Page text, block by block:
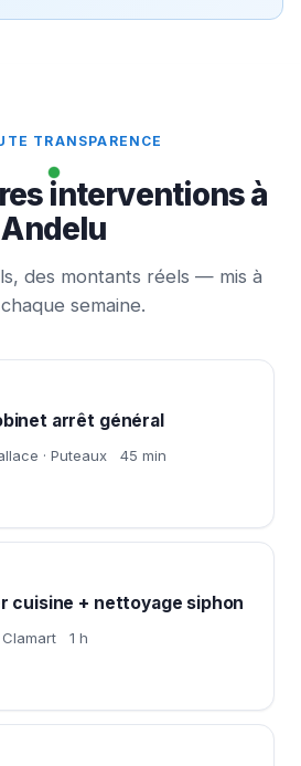
TRANSPARENCE
interventions à
Andelu
des montants réels — mis à
semaine.
arrêt général
· Puteaux 45 min
cuisine + nettoyage siphon
1 h